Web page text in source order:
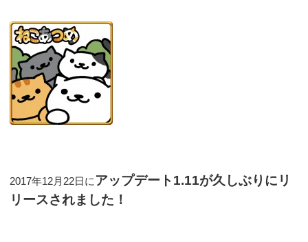
2017年12月22日に アップデート1.11が久しぶりにリ
リースされました！